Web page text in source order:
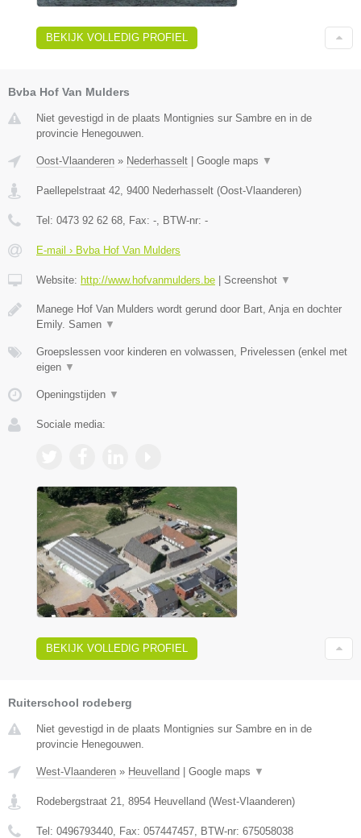
BEKIJK VOLLEDIG PROFIEL
Bvba Hof Van Mulders
Niet gevestigd in de plaats Montignies sur Sambre en in de
provincie Henegouwen.
Oost-Vlaanderen » Nederhasselt Google maps ▼
Paellepelstraat 42, 9400 Nederhasselt (Oost-Vlaanderen)
Tel: 0473 92 62 68, Fax: -, BTW-nr: -
E-mail › Bvba Hof Van Mulders
Website: http://www.hofvanmulders.be Screenshot ▼
Manege Hof Van Mulders wordt gerund door Bart, Anja en dochter
Emily. Samen ▼
Groepslessen voor kinderen en volwassen, Privelessen (enkel met
eigen ▼
Openingstijden ▼
Sociale media:
BEKIJK VOLLEDIG PROFIEL
Ruiterschool rodeberg
Niet gevestigd in de plaats Montignies sur Sambre en in de
provincie Henegouwen.
West-Vlaanderen » Heuvelland Google maps ▼
Rodebergstraat 21 8954 Heuvelland (West-Vlaanderen)
Tel: 0496793440 , Fax: 057447457 , BTW-nr: 675058038